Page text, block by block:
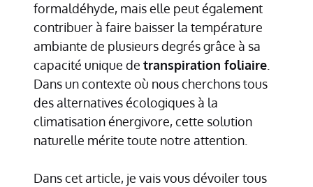
formaldéhyde, mais elle peut également
contribuer à faire baisser la température
ambiante de plusieurs degrés grâce à sa
capacité unique de transpiration foliaire
Dans un contexte où nous cherchons tous
des alternatives écologiques à la
climatisation énergivore, cette solution
naturelle mérite toute notre attention.
Dans cet article, je vais vous dévoiler tous